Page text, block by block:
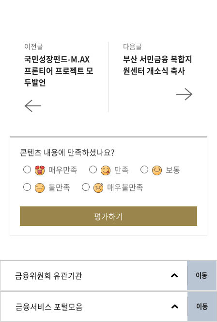
이전글
국민성장펀드-M.AX
프론티어 프로젝트 모
두발언
다음글
부산 서민금융 복합지
원센터 개소식 축사
콘텐츠 내용에 만족하셨나요?
매우만족
만족
보통
불만족
매우불만족
평가하기
이동
이동